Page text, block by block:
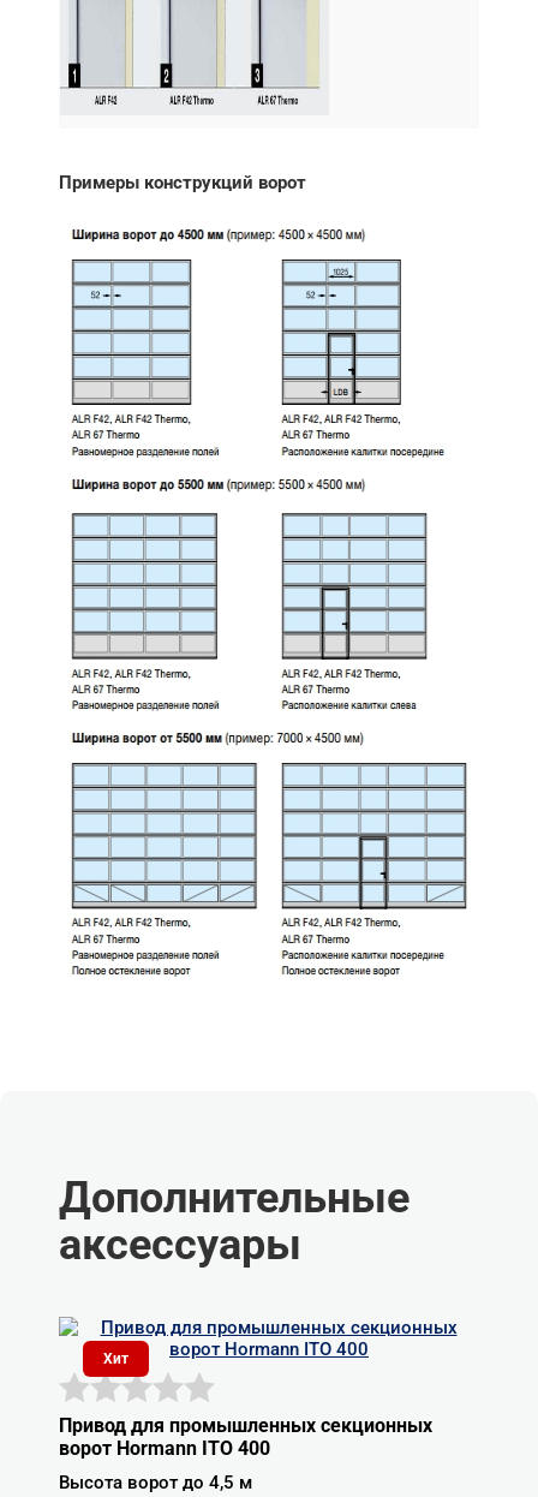
Примеры конструкций ворот
Дополнительные
аксессуары
Хит
Привод для промышленных секционных
ворот Hormann ITO 400
Высота ворот до 4,5 м